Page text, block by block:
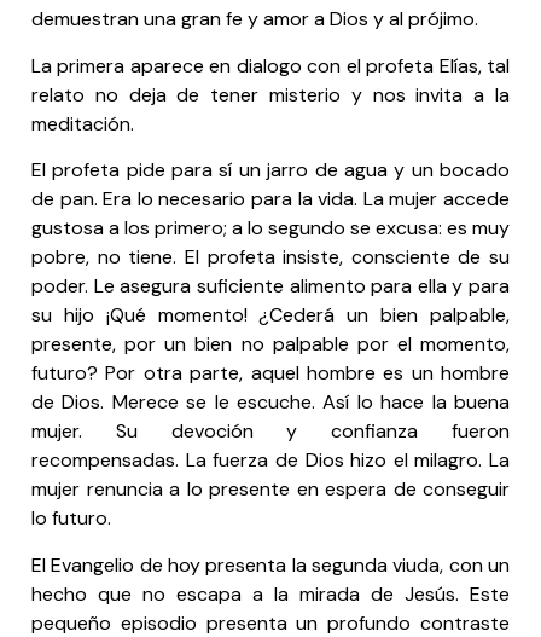
demuestran una gran fe y amor a Dios y al prójimo.
La primera aparece en dialogo con el profeta Elías, tal
relato no deja de tener misterio y nos invita a la
meditación.
El profeta pide para sí un jarro de agua y un bocado
de pan. Era lo necesario para la vida. La mujer accede
gustosa a los primero; a lo segundo se excusa: es muy
pobre, no tiene. El profeta insiste, consciente de su
poder. Le asegura suficiente alimento para ella y para
su hijo ¡Qué momento! ¿Cederá un bien palpable,
presente, por un bien no palpable por el momento,
futuro? Por otra parte, aquel hombre es un hombre
de Dios. Merece se le escuche. Así lo hace la buena
mujer. Su devoción y confianza fueron
recompensadas. La fuerza de Dios hizo el milagro. La
mujer renuncia a lo presente en espera de conseguir
lo futuro.
El Evangelio de hoy presenta la segunda viuda, con un
hecho que no escapa a la mirada de Jesús. Este
pequeño episodio presenta un profundo contraste